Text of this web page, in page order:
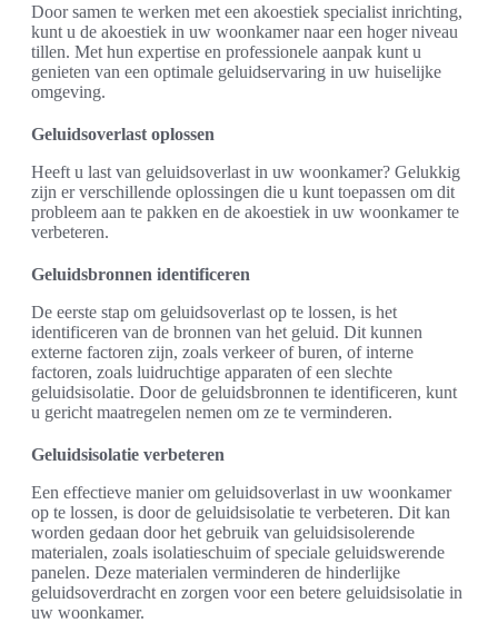
Door samen te werken met een akoestiek specialist inrichting,
kunt u de akoestiek in uw woonkamer naar een hoger niveau
tillen. Met hun expertise en professionele aanpak kunt u
genieten van een optimale geluidservaring in uw huiselijke
omgeving.
Geluidsoverlast oplossen
Heeft u last van geluidsoverlast in uw woonkamer? Gelukkig
zijn er verschillende oplossingen die u kunt toepassen om dit
probleem aan te pakken en de akoestiek in uw woonkamer te
verbeteren.
Geluidsbronnen identificeren
De eerste stap om geluidsoverlast op te lossen, is het
identificeren van de bronnen van het geluid. Dit kunnen
externe factoren zijn, zoals verkeer of buren, of interne
factoren, zoals luidruchtige apparaten of een slechte
geluidsisolatie. Door de geluidsbronnen te identificeren, kunt
u gericht maatregelen nemen om ze te verminderen.
Geluidsisolatie verbeteren
Een effectieve manier om geluidsoverlast in uw woonkamer
op te lossen, is door de geluidsisolatie te verbeteren. Dit kan
worden gedaan door het gebruik van geluidsisolerende
materialen, zoals isolatieschuim of speciale geluidswerende
panelen. Deze materialen verminderen de hinderlijke
geluidsoverdracht en zorgen voor een betere geluidsisolatie in
uw woonkamer.